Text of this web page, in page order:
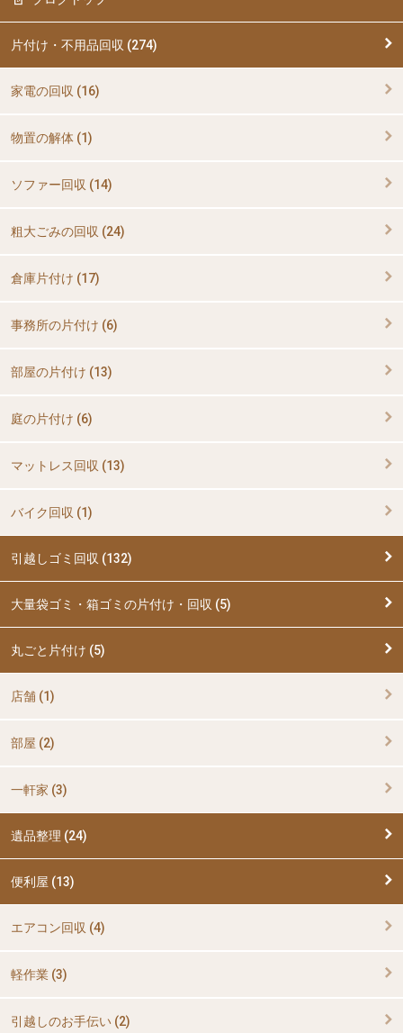
片付け・不用品回収 (274)
家電の回収 (16)
物置の解体 (1)
ソファー回収 (14)
粗大ごみの回収 (24)
倉庫片付け (17)
事務所の片付け (6)
部屋の片付け (13)
庭の片付け (6)
マットレス回収 (13)
バイク回収 (1)
引越しゴミ回収 (132)
大量袋ゴミ・箱ゴミの片付け・回収 (5)
丸ごと片付け (5)
店舗 (1)
部屋 (2)
一軒家 (3)
遺品整理 (24)
便利屋 (13)
エアコン回収 (4)
軽作業 (3)
引越しのお手伝い (2)